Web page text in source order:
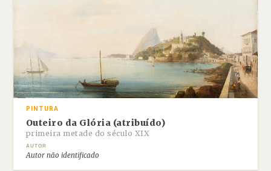
PINTURA
Outeiro da Glória (atribuído)
primeira metade do século XIX
AUTOR
Autor não identificado